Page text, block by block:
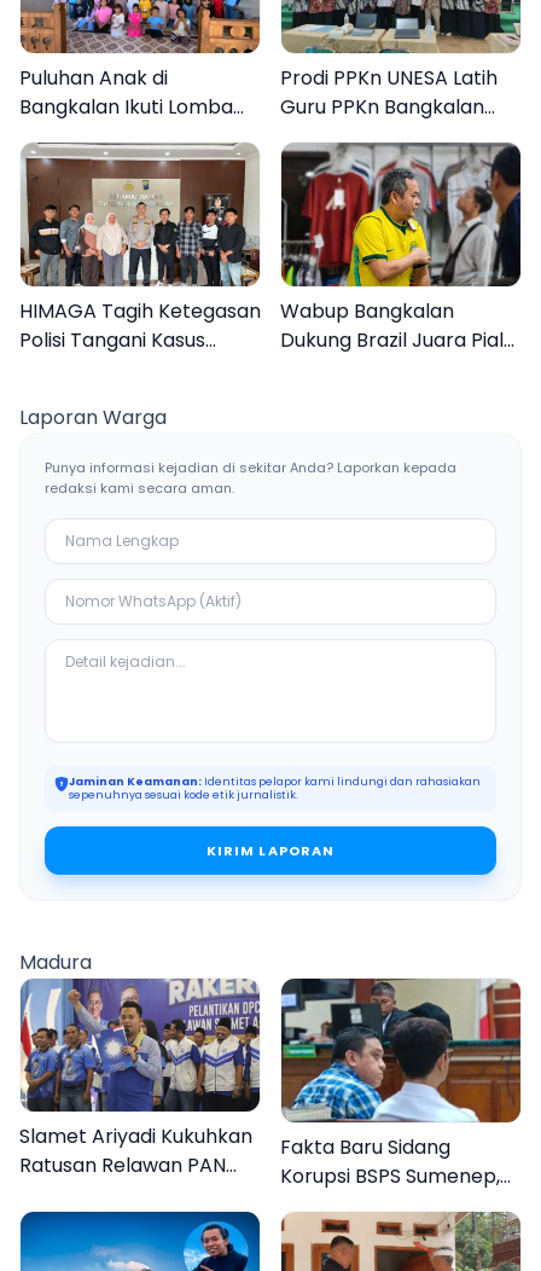
Puluhan Anak di
Bangkalan Ikuti Lomba
Mewarnai Bertema
Liburan Keluarga
Prodi PPKn UNESA Latih
Guru PPKn Bangkalan
dengan Pembelajaran
Inovasi Teknologi
HIMAGA Tagih Ketegasan
Polisi Tangani Kasus
Wabup Bangkalan
Dukung Brazil Juara Piala
Laporan Warga
Punya informasi kejadian di sekitar Anda? Laporkan kepada
redaksi kami secara aman.
Jaminan Keamanan: Identitas pelapor kami lindungi dan rahasiakan
sepenuhnya sesuai kode etik jurnalistik.
KIRIM LAPORAN
Madura
Slamet Ariyadi Kukuhkan
Ratusan Relawan PAN
Gerak Cepat Bantu
Rakyat
Fakta Baru Sidang
Korupsi BSPS Sumenep,
133 Kuota Bantuan
Berasal dari Kediri